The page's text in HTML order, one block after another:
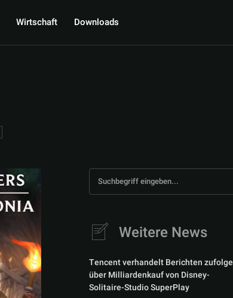
Wirtschaft Downloads
Suchbegriff eingeben...
Weitere News
Tencent verhandelt Berichten zufolge
über Milliardenkauf von Disney-
Solitaire-Studio SuperPlay